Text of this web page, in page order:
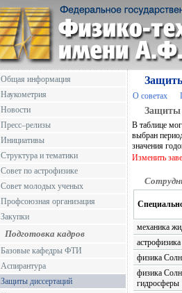
Общая информация
Наукометрия
Новости
Пресс–релизы
Инициативы
Структура и тематики
Совет по астрофизике
Совет молодых ученых
Профсоюзная организация
Закупки
Подготовка кадров
Базовые кафедры ФТИ
Аспирантура
Защиты диссертаций
О советах
Защиты
В таблице
выбран
значения
Изменить
механика
физика
физика
гидросферы